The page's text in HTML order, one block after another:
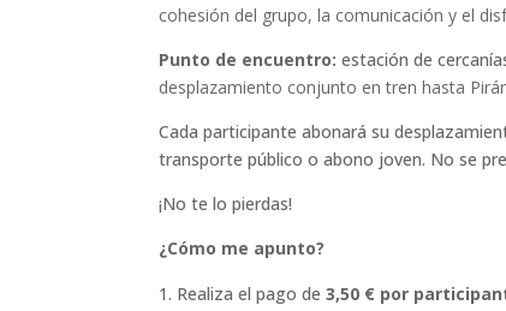
cohesión del grupo, la comunicación y el
Punto de encuentro: estación de
desplazamiento conjunto en tren hasta
Cada participante abonará su
transporte público o abono joven. No se
¡No te lo pierdas!
¿Cómo me apunto?
Realiza el pago de 3,50 € por